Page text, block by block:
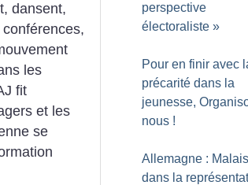
dansent,
les
fit
et les
se
perspective
électoraliste »
Pour en finir avec
précarité dans la
jeunesse,
nous !
Allemagne :
dans la